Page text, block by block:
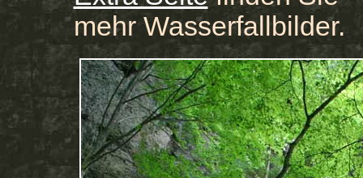
mehr Wasserfallbilder.